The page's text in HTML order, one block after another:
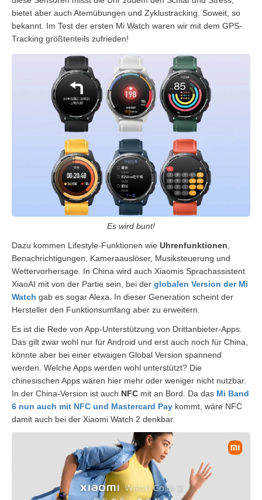
bietet aber auch Atemübungen und Zyklustracking. Soweit, so
bekannt. Im Test der ersten Mi Watch waren wir mit dem GPS-
Tracking größtenteils zufrieden!
Es wird bunt!
Dazu kommen Lifestyle-Funktionen wie Uhrenfunktionen
Benachrichtigungen, Kameraauslöser, Musiksteuerung und
Wettervorhersage. In China wird auch Xiaomis Sprachassistent
XiaoAI mit von der Partie sein, bei der globalen Version der Mi
Watch gab es sogar Alexa. In dieser Generation scheint der
Hersteller den Funktionsumfang aber zu erweitern.
Es ist die Rede von App-Unterstützung von Drittanbieter-Apps.
Das gilt zwar wohl nur für Android und erst auch noch für China,
könnte aber bei einer etwaigen Global Version spannend
werden. Welche Apps werden wohl unterstützt? Die
chinesischen Apps wären hier mehr oder weniger nicht nutzbar.
In der China-Version ist auch NFC mit an Bord. Da das Mi Band
6 nun auch mit NFC und Mastercard Pay kommt, wäre NFC
damit auch bei der Xiaomi Watch 2 denkbar.